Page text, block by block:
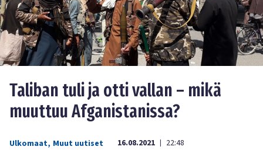
Taliban tuli ja otti vallan – mikä
muuttuu Afganistanissa?
Ulkomaat, Muut uutiset 16.08.2021 | 22:48